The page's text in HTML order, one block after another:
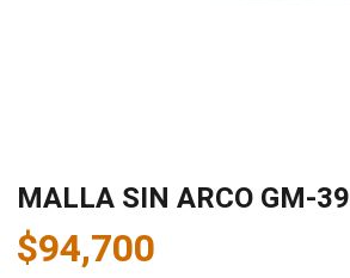
MALLA SIN ARCO GM-39
$94,700